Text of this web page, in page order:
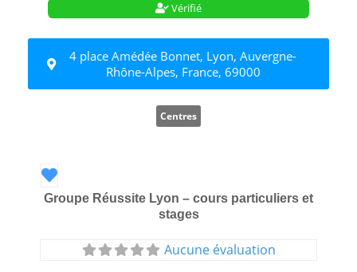
Vérifié
4 place Amédée Bonnet, Lyon, Auvergne-
Rhône-Alpes, France, 69000
Centres
Favori
Groupe Réussite Lyon – cours particuliers et
stages
Aucune évaluation